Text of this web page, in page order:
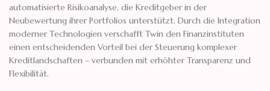
automatisierte Risikoanalyse, die Kreditgeber in der
Neubewertung ihrer Portfolios unterstützt. Durch die Integration
moderner Technologien verschafft Twin den Finanzinstituten
einen entscheidenden Vorteil bei der Steuerung komplexer
Kreditlandschaften – verbunden mit erhöhter Transparenz und
Flexibilität.